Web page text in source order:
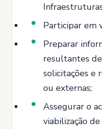
Participar em
Preparar
resultantes
solicitações e
ou externas;
Assegurar o
viabilização